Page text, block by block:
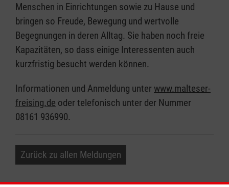
Menschen in Einrichtungen sowie zu Hause und
bringen so Freude, Bewegung und wertvolle
Begegnungen in deren Alltag. Sie haben noch freie
Kapazitäten, so dass einige Interessenten auch
kurzfristig besucht werden können.
Informationen und Anmeldung unter www.malteser-
freising.de oder telefonisch unter der Nummer
08161 936990.
Zurück zu allen Meldungen